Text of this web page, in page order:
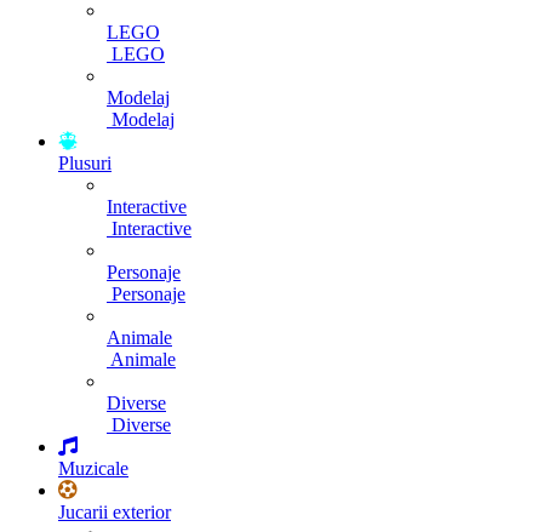
LEGO
LEGO
Modelaj
Modelaj
Plusuri
Interactive
Interactive
Personaje
Personaje
Animale
Animale
Diverse
Diverse
Muzicale
Jucarii exterior